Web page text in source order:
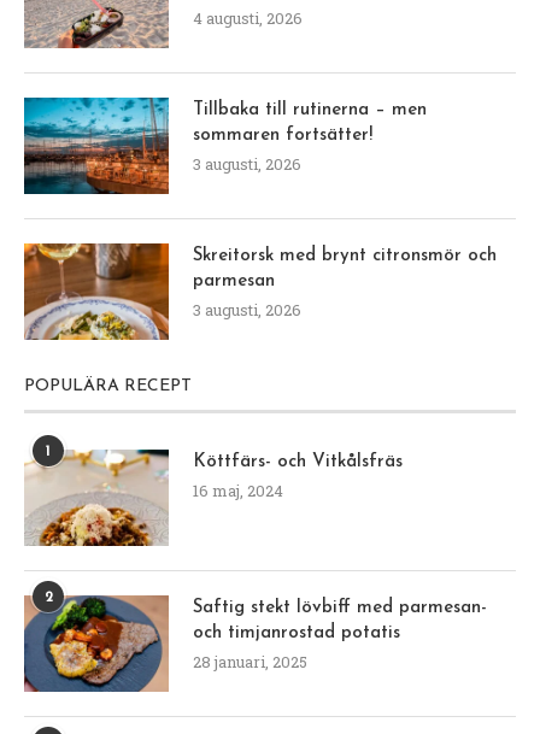
4 augusti, 2026
Tillbaka till rutinerna – men
sommaren fortsätter!
3 augusti, 2026
Skreitorsk med brynt citronsmör och
parmesan
3 augusti, 2026
POPULÄRA RECEPT
1
Köttfärs- och Vitkålsfräs
16 maj, 2024
2
Saftig stekt lövbiff med parmesan-
och timjanrostad potatis
28 januari, 2025